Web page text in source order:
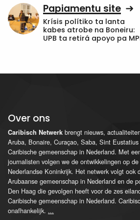
Papiamentu site
Krísis polítiko ta lanta
kabes atrobe na Boneiru:
UPB ta retirá apoyo pa
Over ons
Caribisch Netwerk brengt nieuws,
Aruba, Bonaire, Curaçao, Saba, Sint
Caribische gemeenschap in Nederland. Met
journalisten volgen we de ontwikkelingen op
Nederlandse Koninkrijk. Het netwerk volgt ook
Arubaanse gemeenschap in Nederland en de
Den Haag die gevolgen heeft voor de zes
Caribische gemeenschap in Nederland.
onafhankelijk. ...